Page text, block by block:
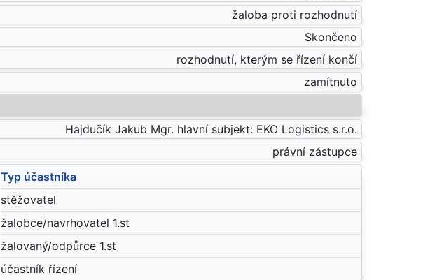
žaloba proti rozhodnutí
Skončeno
rozhodnutí, kterým se řízení končí
zamítnuto
Hajdučík Jakub Mgr. hlavní subjekt: EKO Logistics s.r.o.
právní zástupce
Typ účastníka
stěžovatel
žalobce/navrhovatel 1.st
žalovaný/odpůrce 1.st
účastník řízení